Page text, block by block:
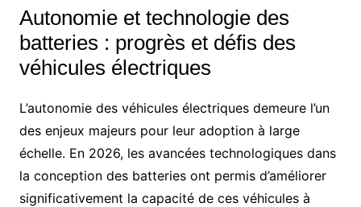
Autonomie et technologie des
batteries : progrès et défis des
véhicules électriques
L’autonomie des véhicules électriques demeure l’un
des enjeux majeurs pour leur adoption à large
échelle. En 2026, les avancées technologiques dans
la conception des batteries ont permis d’améliorer
significativement la capacité de ces véhicules à